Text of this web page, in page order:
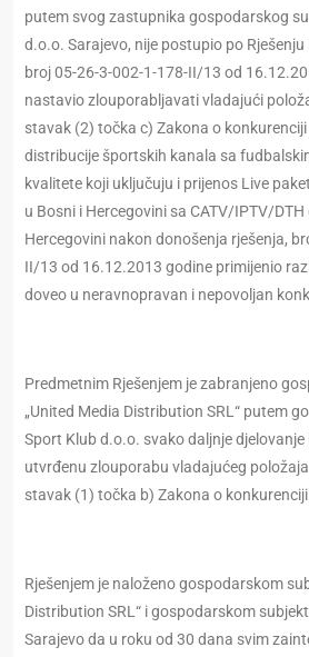
putem svog zastupnika gospodarskog
d.o.o. Sarajevo, nije postupio po
broj 05-26-3-002-1-178-II/13 od
nastavio zlouporabljavati vladajući
stavak (2) točka c) Zakona o
distribucije športskih kanala sa
kvalitete koji uključuju i prijenos Live
u Bosni i Hercegovini sa CATV/IPTV/
Hercegovini nakon donošenja rješenja,
II/13 od 16.12.2013 godine primijenio
doveo u neravnopravan i nepovoljan
Predmetnim Rješenjem je zabranjeno
„United Media Distribution SRL“ putem
Sport Klub d.o.o. svako daljnje
utvrđenu zlouporabu vladajućeg
stavak (1) točka b) Zakona o konkurenciji.
Rješenjem je naloženo gospodarskom
Distribution SRL“ i gospodarskom
Sarajevo da u roku od 30 dana svim